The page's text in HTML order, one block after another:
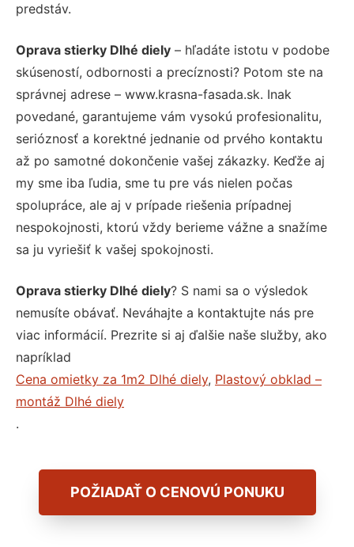
predstáv.
Oprava stierky Dlhé diely – hľadáte istotu v podobe
skúseností, odbornosti a precíznosti? Potom ste na
správnej adrese – www.krasna-fasada.sk. Inak
povedané, garantujeme vám vysokú profesionalitu,
serióznosť a korektné jednanie od prvého kontaktu
až po samotné dokončenie vašej zákazky. Keďže aj
my sme iba ľudia, sme tu pre vás nielen počas
spolupráce, ale aj v prípade riešenia prípadnej
nespokojnosti, ktorú vždy berieme vážne a snažíme
sa ju vyriešiť k vašej spokojnosti.
Oprava stierky Dlhé diely? S nami sa o výsledok
nemusíte obávať. Neváhajte a kontaktujte nás pre
viac informácií. Prezrite si aj ďalšie naše služby, ako
napríklad
Cena omietky za 1m2 Dlhé diely, Plastový obklad –
montáž Dlhé diely
.
POŽIADAŤ O CENOVÚ PONUKU